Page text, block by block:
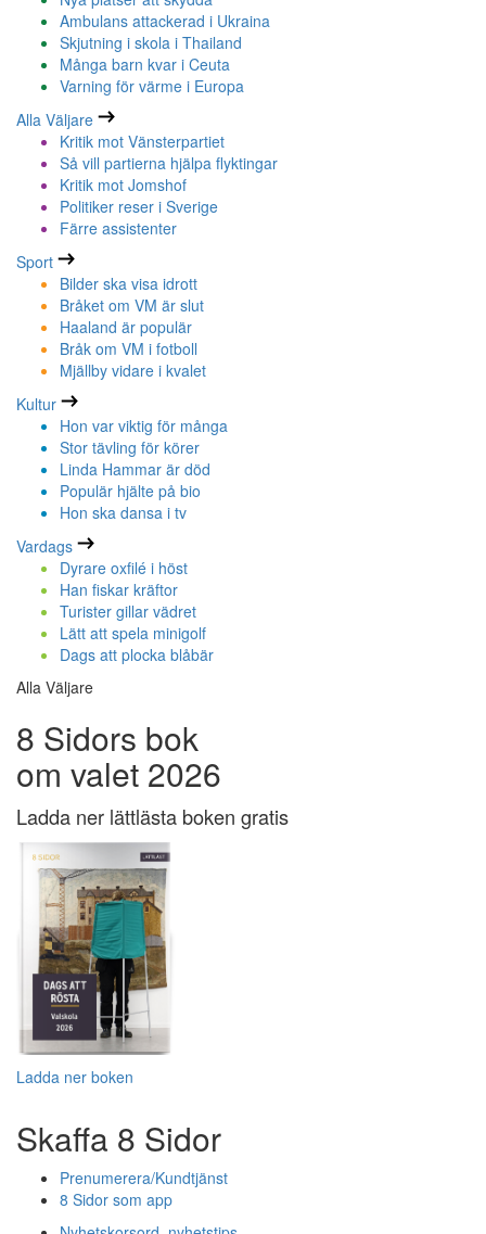
Ambulans attackerad i Ukraina
Skjutning i skola i Thailand
Många barn kvar i Ceuta
Varning för värme i Europa
Alla Väljare
Kritik mot Vänsterpartiet
Så vill partierna hjälpa flyktingar
Kritik mot Jomshof
Politiker reser i Sverige
Färre assistenter
Sport
Bilder ska visa idrott
Bråket om VM är slut
Haaland är populär
Bråk om VM i fotboll
Mjällby vidare i kvalet
Kultur
Hon var viktig för många
Stor tävling för körer
Linda Hammar är död
Populär hjälte på bio
Hon ska dansa i tv
Vardags
Dyrare oxfilé i höst
Han fiskar kräftor
Turister gillar vädret
Lätt att spela minigolf
Dags att plocka blåbär
Alla Väljare
8 Sidors bok
om valet 2026
Ladda ner lättlästa boken gratis
Ladda ner boken
Skaffa 8 Sidor
Prenumerera/Kundtjänst
8 Sidor som app